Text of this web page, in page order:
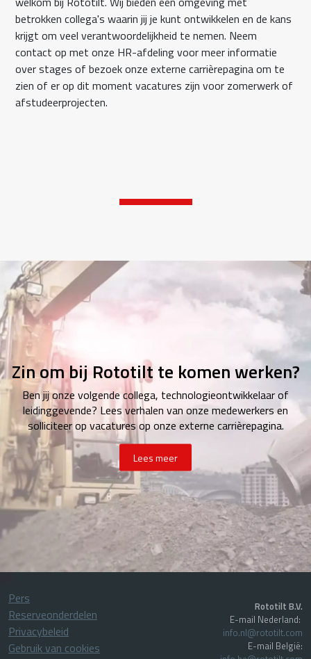
betrokken collega's waarin jij je kunt ontwikkelen en de kans
krijgt om veel verantwoordelijkheid te nemen. Neem
contact op met onze HR-afdeling voor meer informatie
over stages of bezoek onze externe carrièrepagina om te
zien of er op dit moment vacatures zijn voor zomerwerk of
afstudeerprojecten.
Zin om bij Rototilt te komen werken?
Ben jij onze volgende collega, technologieontwikkelaar of
leidinggevende? Lees verhalen van onze medewerkers en
solliciteer op vacatures op onze externe carrièrepagina.
Lees meer
Pers
Reserveonderdelen
Privacybeleid
Gebruik van cookies
Rototilt B.V.
E-mail Nederland:
info.nl@rototilt.com
E-mail België: